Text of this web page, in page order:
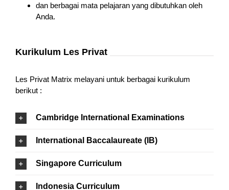
dan berbagai mata pelajaran yang dibutuhkan oleh
Anda.
Kurikulum Les Privat
Les Privat Matrix melayani untuk berbagai kurikulum
berikut :
Cambridge International Examinations
International Baccalaureate (IB)
Singapore Curriculum
Indonesia Curriculum